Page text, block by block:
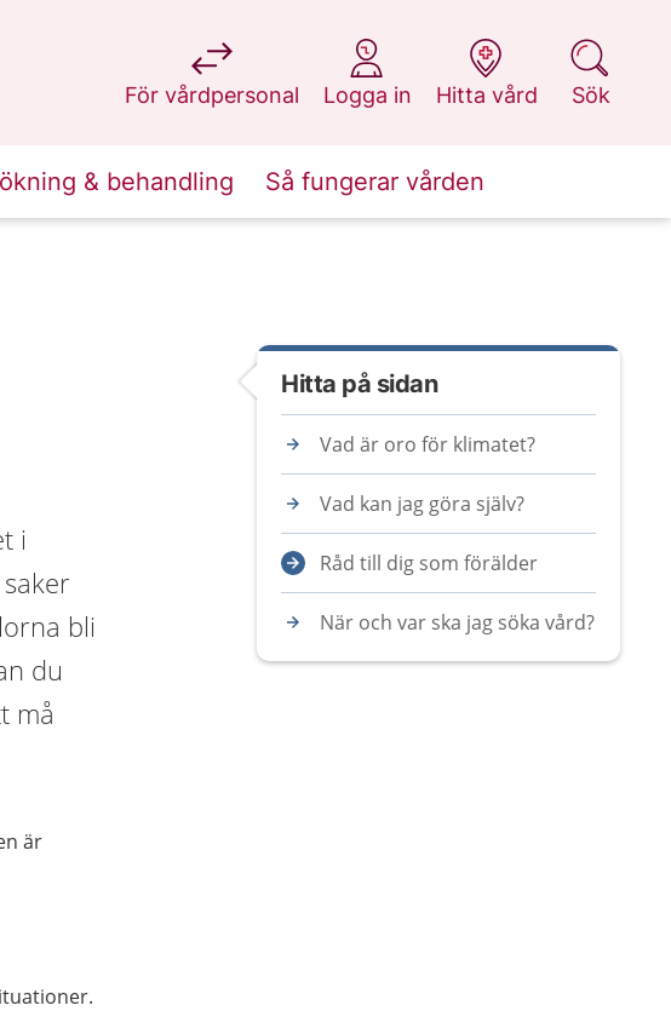
För vårdpersonal
på 1177.se
Logga in
på 1177.se
Hitta vård
på 1177.se
Sök
på 1177.se
& behandling Så fungerar vården
i
bli
du
må
är
Hitta på sidan
Vad är oro för klimatet?
Vad kan jag göra själv?
Råd till dig som förälder
När och var ska jag söka vård?